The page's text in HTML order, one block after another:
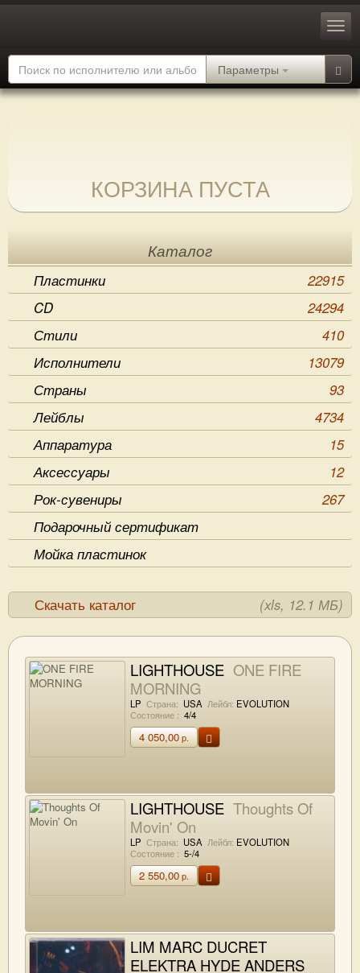
Параметры
КОРЗИНА ПУСТА
Каталог
Пластинки
22915
CD
24294
Стили
410
Исполнители
13079
Страны
93
Лейблы
4734
Аппаратура
15
Аксессуары
12
Рок-сувениры
267
Подарочный сертификат
Мойка пластинок
Скачать каталог (xls, 12.1 МБ)
LIGHTHOUSE ONE FIRE
MORNING
LP Страна: USA Лейбл: EVOLUTION
Состояние : 4/4
4 050,00р.
LIGHTHOUSE Thoughts Of
Movin' On
LP Страна: USA Лейбл: EVOLUTION
Состояние : 5-/4
2 550,00р.
LIM MARC DUCRET
ELEKTRA HYDE ANDERS